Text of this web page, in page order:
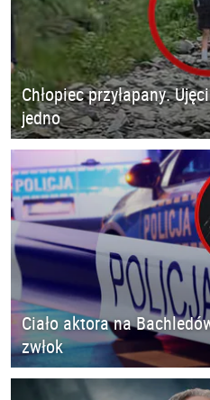
Chłopiec przyłapany.
jedno
Ciało aktora na
zwłok